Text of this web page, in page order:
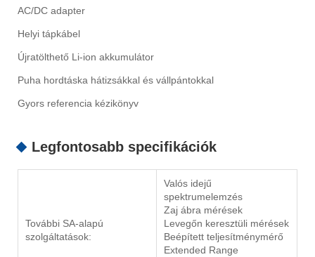
AC/DC adapter
Helyi tápkábel
Újratölthető Li-ion akkumulátor
Puha hordtáska hátizsákkal és vállpántokkal
Gyors referencia kézikönyv
Legfontosabb specifikációk
További SA-alapú
szolgáltatások:
Valós idejű
spektrumelemzés
Zaj ábra mérések
Levegőn keresztüli mérések
Beépített teljesítménymérő
Extended Range